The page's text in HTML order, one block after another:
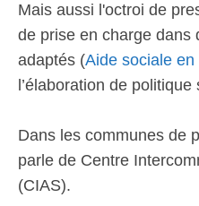
Mais aussi l'octroi de
de prise en charge dans
adaptés (Aide sociale en
l’élaboration de
Dans les communes de
parle de Centre
(CIAS).